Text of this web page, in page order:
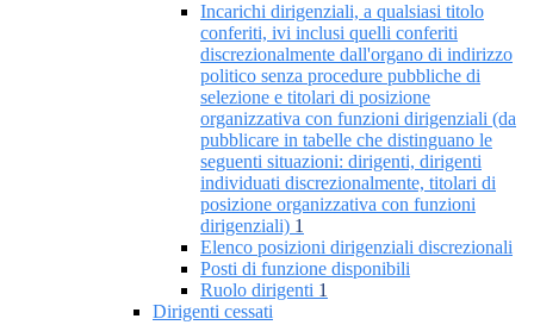
Incarichi dirigenziali, a qualsiasi titolo
conferiti, ivi inclusi quelli conferiti
discrezionalmente dall'organo di indirizzo
politico senza procedure pubbliche di
selezione e titolari di posizione
organizzativa con funzioni dirigenziali (da
pubblicare in tabelle che distinguano le
seguenti situazioni: dirigenti, dirigenti
individuati discrezionalmente, titolari di
posizione organizzativa con funzioni
dirigenziali) 1
Elenco posizioni dirigenziali discrezionali
Posti di funzione disponibili
Ruolo dirigenti 1
Dirigenti cessati